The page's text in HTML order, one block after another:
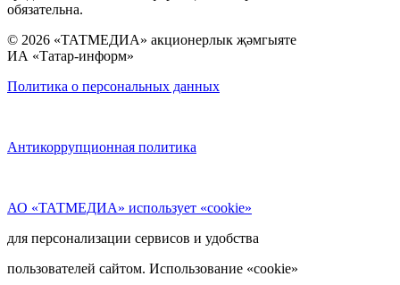
обязательна.
© 2026 «ТАТМЕДИА» акционерлык җәмгыяте
ИА «Татар-информ»
Политика о персональных данных
Антикоррупционная политика
АО «ТАТМЕДИА» использует «cookie»
для персонализации сервисов и удобства
пользователей сайтом. Использование «cookie»